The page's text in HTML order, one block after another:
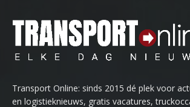
Transport Online: sinds 2015 dé plek voor
en logistieknieuws, gratis vacatures,